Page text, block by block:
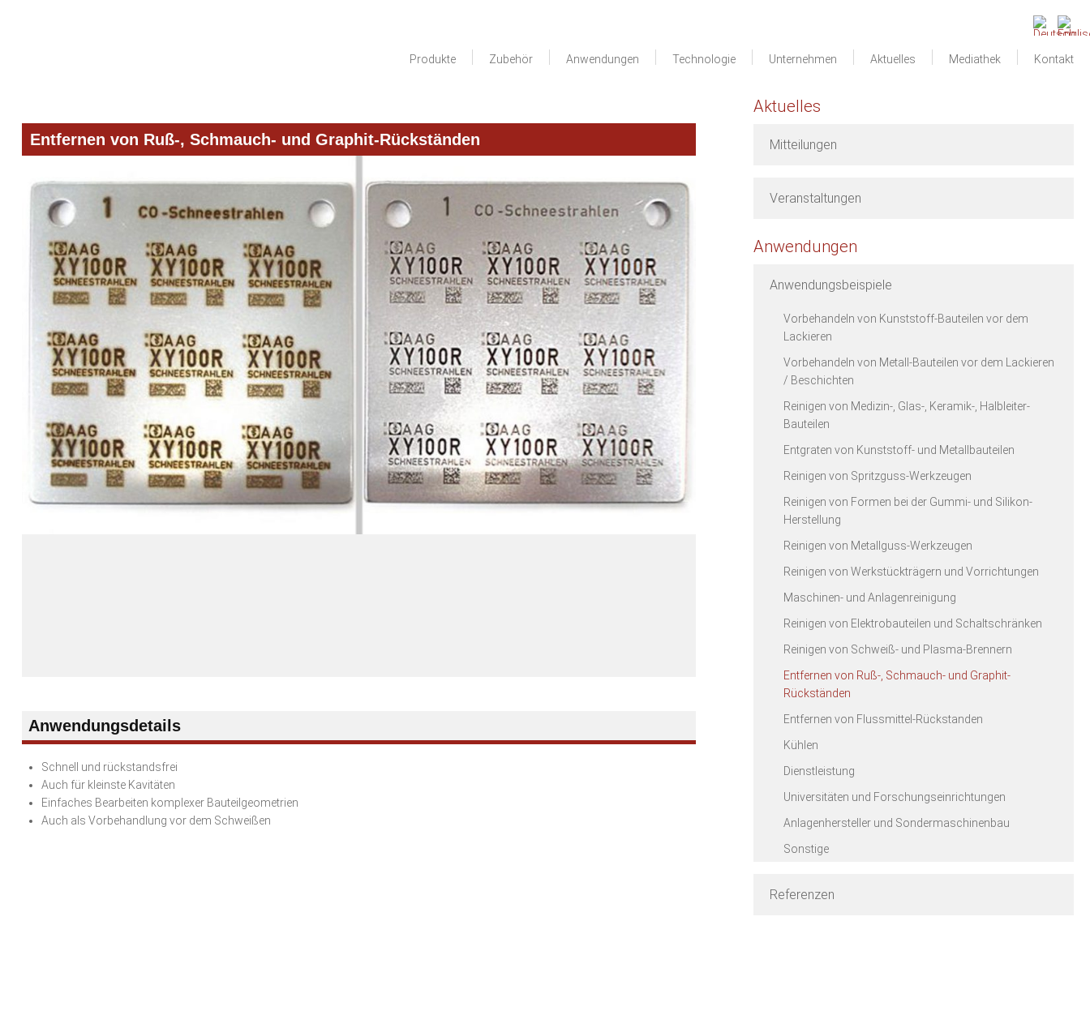
Produkte
Zubehör Anwendungen Technologie Unternehmen Aktuelles Mediathek Kontakt
Entfernen von Ruß-, Schmauch- und Graphit-Rückständen
Anwendungsdetails
Schnell und rückstandsfrei
Auch für kleinste Kavitäten
Einfaches Bearbeiten komplexer Bauteilgeometrien
Auch als Vorbehandlung vor dem Schweißen
Aktuelles
Mitteilungen
Veranstaltungen
Anwendungen
Anwendungsbeispiele
Vorbehandeln von Kunststoff-Bauteilen vor dem
Lackieren
Vorbehandeln von Metall-Bauteilen vor dem Lackieren
/ Beschichten
Reinigen von Medizin-, Glas-, Keramik-, Halbleiter-
Bauteilen
Entgraten von Kunststoff- und Metallbauteilen
Reinigen von Spritzguss-Werkzeugen
Reinigen von Formen bei der Gummi- und Silikon-
Herstellung
Reinigen von Metallguss-Werkzeugen
Reinigen von Werkstückträgern und Vorrichtungen
Maschinen- und Anlagenreinigung
Reinigen von Elektrobauteilen und Schaltschränken
Reinigen von Schweiß- und Plasma-Brennern
Entfernen von Ruß-, Schmauch- und Graphit-
Rückständen
Entfernen von Flussmittel-Rückstanden
Kühlen
Dienstleistung
Universitäten und Forschungseinrichtungen
Anlagenhersteller und Sondermaschinenbau
Sonstige
Referenzen